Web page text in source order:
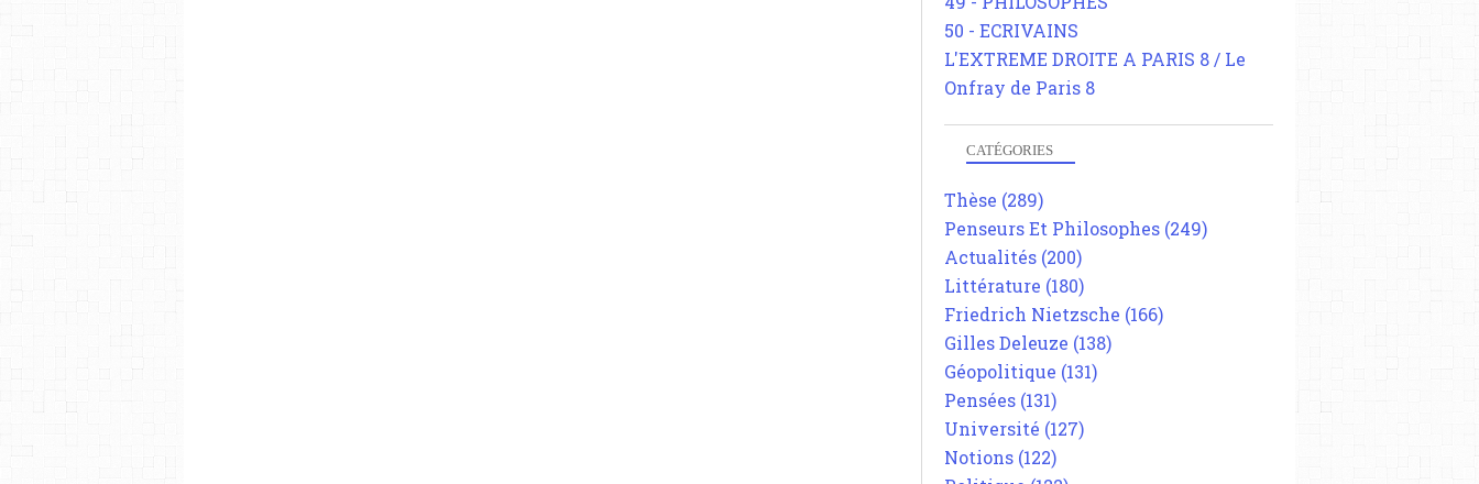
50 - ECRIVAINS
L'EXTREME DROITE A PARIS 8 / Le
Onfray de Paris 8
CATÉGORIES
Thèse (289)
Penseurs Et Philosophes (249)
Actualités (200)
Littérature (180)
Friedrich Nietzsche (166)
Gilles Deleuze (138)
Géopolitique (131)
Pensées (131)
Université (127)
Notions (122)